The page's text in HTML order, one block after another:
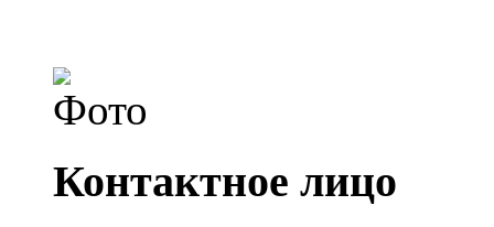
Контактное лицо